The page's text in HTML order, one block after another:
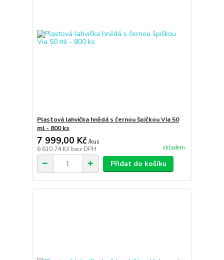
Plastová lahvička hnědá s černou špičkou Via 50
ml - 800 ks
7 999,00 Kč /kus
6 610,74 Kč bez DPH skladem
Přidat do košíku